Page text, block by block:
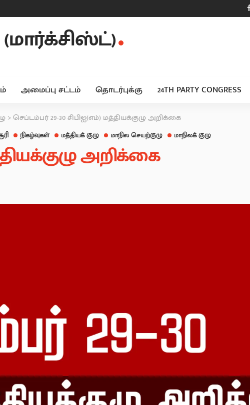
அமைப்பு சட்டம் தொடர்புக்கு 24TH PARTY CONGRESS
>செப்டம்பர் 29-30 சிபிஐ(எம்) மத்தியக்குழு அறிக்கை
நிகழ்வுகள் மத்தியக் குழு மாநில செயற்குழு மாநிலக் குழு
அறிக்கை